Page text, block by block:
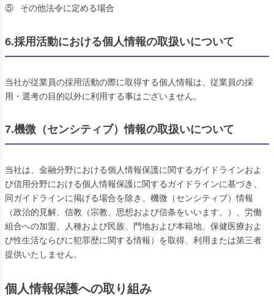
⑤
その他法令に定める場合
6.採用活動における個人情報の取扱いについて
当社が従業員の採用活動の際に取得する個人情報は、従業員の採
用・選考の目的以外に利用する事はございません。
7.機微（センシティブ）情報の取扱いについて
当社は、金融分野における個人情報保護に関するガイドラインおよ
び信用分野における個人情報保護に関するガイドラインに基づき、
同ガイドラインに掲げる場合を除き、機微（センシティブ）情報
（政治的見解、信教（宗教、思想および信条をいいます。）、労働
組合への加盟、人種および民族、門地および本籍地、保健医療およ
び性生活ならびに犯罪歴に関する情報）を取得、利用または第三者
提供いたしません。
個人情報保護への取り組み